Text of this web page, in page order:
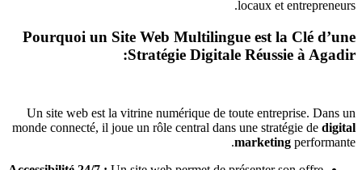
locaux et entrepreneurs.
Pourquoi un Site Web Multilingue est la Clé d’une
Stratégie Digitale Réussie à Agadir:
Un site web est la vitrine numérique de toute entreprise. Dans un
monde connecté, il joue un rôle central dans une stratégie de digital
marketing performante.